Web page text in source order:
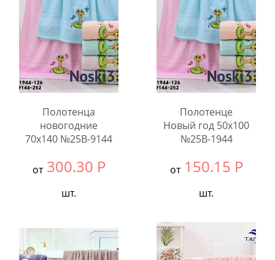
Количество: Количество:
Полотенца
новогодние
70x140 №25B-9144
от 300.30 Р
шт.
6
шт.
Полотенце
Новый год 50x100
№25B-1944
от 150.15 Р
шт.
В упаковке:
6